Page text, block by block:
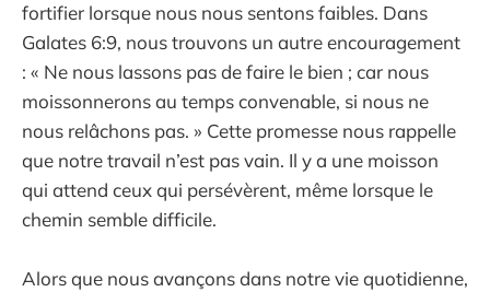
fortifier lorsque nous nous sentons faibles. Dans
Galates 6:9, nous trouvons un autre encouragement
: « Ne nous lassons pas de faire le bien ; car nous
moissonnerons au temps convenable, si nous ne
nous relâchons pas. » Cette promesse nous rappelle
que notre travail n’est pas vain. Il y a une moisson
qui attend ceux qui persévèrent, même lorsque le
chemin semble difficile.
Alors que nous avançons dans notre vie quotidienne,